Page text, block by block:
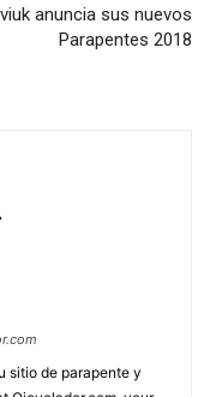
anuncia sus nuevos
Parapentes 2018
sitio de parapente y